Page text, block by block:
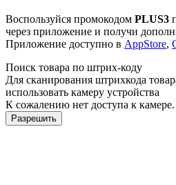
Воспользуйся промокодом PLUS3
через приложение и получи
Приложение доступно в AppStore,
Поиск товара по штрих-коду
Для сканирования штрихкода
использовать камеру устройства
К сожалению нет доступа к
Разрешить